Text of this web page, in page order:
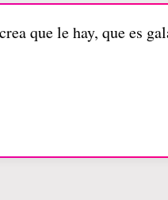
que le hay, que es